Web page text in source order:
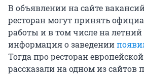
В объявлении на сайте
ресторан могут принять
работы и в том числе на
информация о заведении
Тогда про ресторан
рассказали на одном из сайтов